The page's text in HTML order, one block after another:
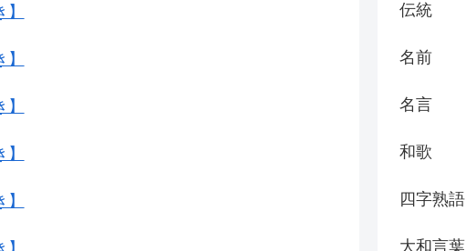
伝統
名前
名言
和歌
四字熟語
大和言葉